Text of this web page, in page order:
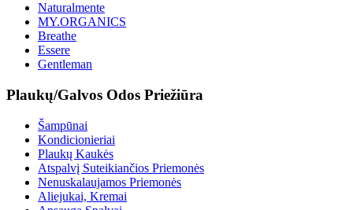
Naturalmente
MY.ORGANICS
Breathe
Essere
Gentleman
Plaukų/Galvos Odos Priežiūra
Šampūnai
Kondicionieriai
Plaukų Kaukės
Atspalvį Suteikiančios Priemonės
Nenuskalaujamos Priemonės
Aliejukai, Kremai